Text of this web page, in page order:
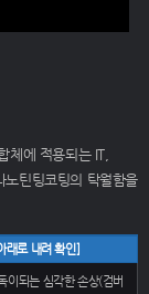
체에 적용되는 IT,
노틴팅코팅의 탁월함을
래로 내려 확인]
되는 심각한 손상(검버